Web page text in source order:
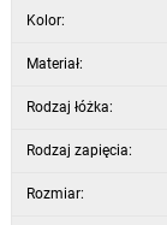
Kolor:
Materiał:
Rodzaj łóżka:
Rodzaj zapięcia:
Rozmiar: